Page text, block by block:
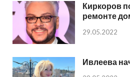
Киркоров
ремонте
29.05.2022
Ивлеева